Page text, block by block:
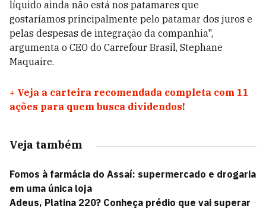
líquido ainda não está nos patamares que
gostaríamos principalmente pelo patamar dos juros e
pelas despesas de integração da companhia",
argumenta o CEO do Carrefour Brasil, Stephane
Maquaire.
+ Veja a carteira recomendada completa com 11
ações para quem busca dividendos!
Veja também
Fomos à farmácia do Assaí: supermercado e drogaria
em uma única loja
Adeus, Platina 220? Conheça prédio que vai superar